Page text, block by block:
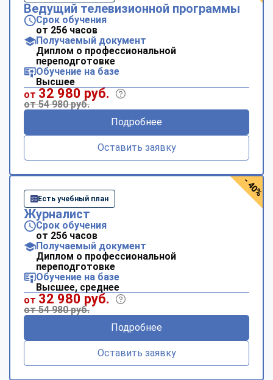
Ведущий телевизионной программы
Срок обучения
от 256 часов
Получаемый документ
Диплом о профессиональной
переподготовке
Обучение на базе
Высшее
от 32 980 руб.
от 54 980 руб.
Подробнее
Оставить заявку
Есть учебный план
Журналист
Срок обучения
от 256 часов
Получаемый документ
Диплом о профессиональной
переподготовке
Обучение на базе
Высшее, среднее
от 32 980 руб.
от 54 980 руб.
Подробнее
Оставить заявку
- 40%